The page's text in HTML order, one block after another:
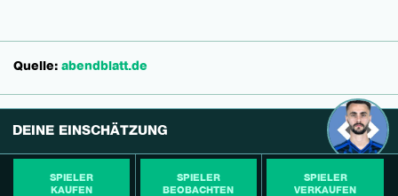
Quelle: abendblatt.de
DEINE EINSCHÄTZUNG
SPIELER
KAUFEN
SPIELER
BEOBACHTEN
SPIELER
VERKAUFEN